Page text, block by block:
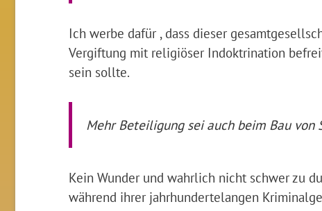
Ich werbe dafür , dass dieser
Vergiftung mit religiöser Indoktrination
sein sollte.
Mehr Beteiligung sei auch beim Bau von
Kein Wunder und wahrlich nicht schwer zu
während ihrer jahrhundertelangen